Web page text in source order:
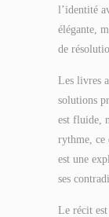
l’identité
élégante,
de
Les livres
solutions
est fluide,
rythme,
est une
ses
Le récit